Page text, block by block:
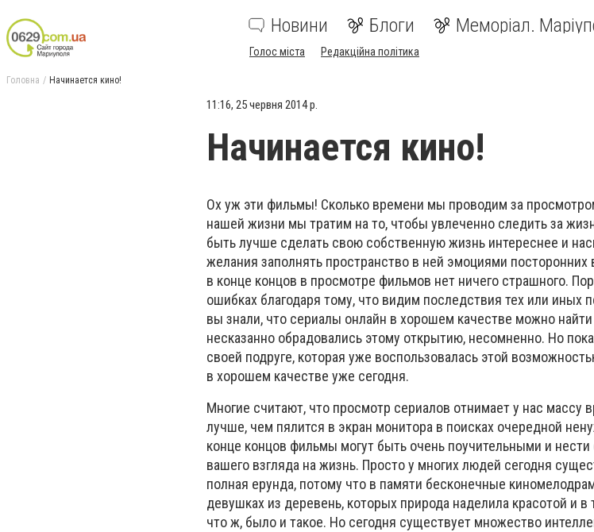
Новини Блоги Меморіал.
Голос міста Редакційна політика
Головна Начинается кино!
11:16, 25 червня 2014 р.
Начинается кино!
Ох уж эти фильмы! Сколько времени мы проводим за
нашей жизни мы тратим на то, чтобы увлеченно следить за
быть лучше сделать свою собственную жизнь интереснее и
желания заполнять пространство в ней эмоциями
в конце концов в просмотре фильмов нет ничего страшного.
ошибках благодаря тому, что видим последствия тех или иных
вы знали, что сериалы онлайн в хорошем качестве можно
несказанно обрадовались этому открытию, несомненно. Но
своей подруге, которая уже воспользовалась этой
в хорошем качестве уже сегодня.
Многие считают, что просмотр сериалов отнимает у нас массу
лучше, чем пялится в экран монитора в поисках очередной
конце концов фильмы могут быть очень поучительными и
вашего взгляда на жизнь. Просто у многих людей сегодня
полная ерунда, потому что в памяти бесконечные
девушках из деревень, которых природа наделила красотой и
что ж, было и такое. Но сегодня существует множество